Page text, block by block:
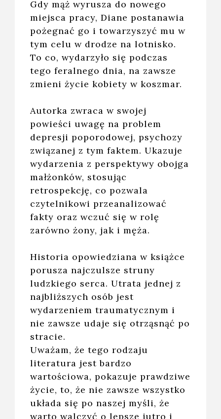
Gdy mąż wyrusza do nowego
miejsca pracy, Diane postanawia
pożegnać go i towarzyszyć mu w
tym celu w drodze na lotnisko.
To co, wydarzyło się podczas
tego feralnego dnia, na zawsze
zmieni życie kobiety w koszmar.
Autorka zwraca w swojej
powieści uwagę na problem
depresji poporodowej, psychozy
związanej z tym faktem. Ukazuje
wydarzenia z perspektywy obojga
małżonków, stosując
retrospekcję, co pozwala
czytelnikowi przeanalizować
fakty oraz wczuć się w rolę
zarówno żony, jak i męża.
Historia opowiedziana w książce
porusza najczulsze struny
ludzkiego serca. Utrata jednej z
najbliższych osób jest
wydarzeniem traumatycznym i
nie zawsze udaje się otrząsnąć po
stracie.
Uważam, że tego rodzaju
literatura jest bardzo
wartościowa, pokazuje prawdziwe
życie, to, że nie zawsze wszystko
układa się po naszej myśli, że
warto walczyć o lepsze jutro i